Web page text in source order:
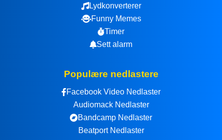
Lydkonverterer
Funny Memes
Timer
Sett alarm
Populære nedlastere
Facebook Video Nedlaster
Audiomack Nedlaster
Bandcamp Nedlaster
Beatport Nedlaster